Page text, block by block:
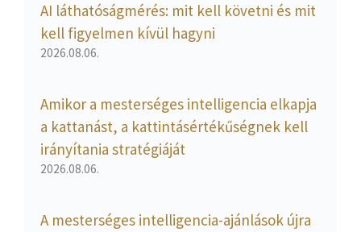
AI láthatóságmérés: mit kell követni és mit
kell figyelmen kívül hagyni
2026.08.06.
Amikor a mesterséges intelligencia elkapja
a kattanást, a kattintásértékűségnek kell
irányítania stratégiáját
2026.08.06.
A mesterséges intelligencia-ajánlások újra